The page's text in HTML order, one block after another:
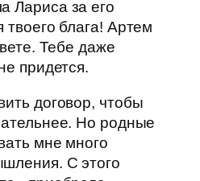
за его
блага! Артем
Тебе даже
придется.
договор, чтобы
Но родные
мне много
С этого